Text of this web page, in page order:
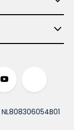
NL808306054B01